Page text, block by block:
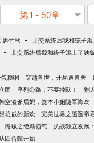
第1 - 50章
唐竹秋 - 上交系统后我和统子
- 上交系统后我和统子混上了铁
蛋糕啊 穿越兽世，开局送兽夫
团 序列公路：不要掉队！
别
空渣爹后妈，资本小姐随军海岛
总裁的新欢 完美世界之逍遥帝
海贼之绝巅霸气 抗战独立发展
四合院开始